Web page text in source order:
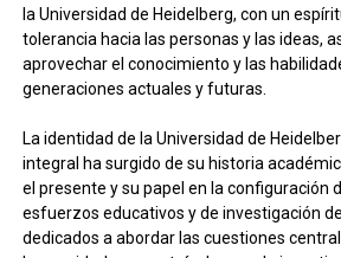
la Universidad de Heidelberg, con un
tolerancia hacia las personas y las ideas,
aprovechar el conocimiento y las
generaciones actuales y futuras.
La identidad de la Universidad de
integral ha surgido de su historia
el presente y su papel en la configuración
esfuerzos educativos y de investigación
dedicados a abordar las cuestiones